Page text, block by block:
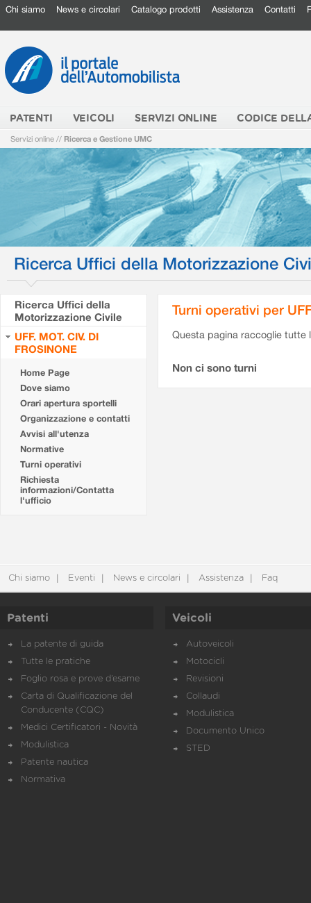
Chi siamo News e circolari Catalogo prodotti Assistenza Contatti
PATENTI VEICOLI SERVIZI ONLINE CODICE
Servizi online // Ricerca e Gestione UMC
Ricerca Uffici della Motorizzazione
Ricerca Uffici della
Motorizzazione Civile
UFF. MOT. CIV. DI
FROSINONE
Home Page
Dove siamo
Orari apertura sportelli
Organizzazione e contatti
Avvisi all'utenza
Normative
Turni operativi
Richiesta
informazioni/Contatta
l'ufficio
Turni operativi per
Questa pagina raccoglie tutte
Non ci sono turni
Chi siamo Eventi News e circolari Assistenza Faq
Patenti
La patente di guida
Tutte le pratiche
Foglio rosa e prove d’esame
Carta di Qualificazione del
Conducente (CQC)
Medici Certificatori - Novità
Modulistica
Patente nautica
Normativa
Veicoli
Autoveicoli
Motocicli
Revisioni
Collaudi
Modulistica
Documento Unico
STED